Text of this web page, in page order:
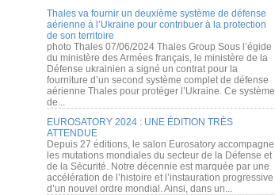
Thales va fournir un deuxième système de défense
aérienne à l’Ukraine pour contribuer à la protection
de son territoire
photo Thales 07/06/2024 Thales Group Sous l’égide
du ministère des Armées français, le ministère de la
Défense ukrainien a signé un contrat pour la
fourniture d’un second système complet de défense
aérienne Thales pour protéger l’Ukraine. Ce système
de...
EUROSATORY 2024 : UNE ÉDITION TRÈS
ATTENDUE
Depuis 27 éditions, le salon Eurosatory accompagne
les mutations mondiales du secteur de la Défense et
de la Sécurité. Notre décennie est marquée par une
accélération de l’histoire et l’instauration progressive
d’un nouvel ordre mondial. Ainsi, dans un...